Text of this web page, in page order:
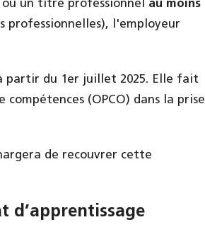
un titre professionnel au moins
l'employeur
partir du 1er juillet 2025. Elle fait
(OPCO) dans la prise
de recouvrer cette
d’apprentissage